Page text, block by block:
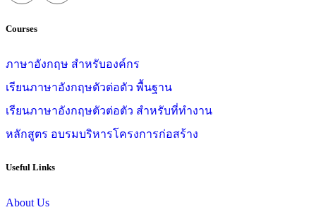
Courses
ภาษาอังกฤษ สำหรับองค์กร
เรียนภาษาอังกฤษตัวต่อตัว พื้นฐาน
เรียนภาษาอังกฤษตัวต่อตัว สำหรับที่ทำงาน
หลักสูตร อบรมบริหารโครงการก่อสร้าง
Useful Links
About Us